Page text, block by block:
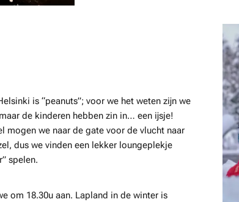
is “peanuts”; voor we het weten zijn we
de kinderen hebben zin in… een ijsje!
we naar de gate voor de vlucht naar
dus we vinden een lekker loungeplekje
spelen.
om 18.30u aan. Lapland in de winter is